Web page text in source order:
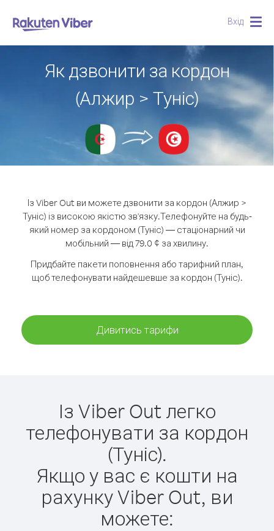
Вхід
Як дзвонити за кордон
(Алжир > Туніс)
Із Viber Out ви можете дзвонити за кордон (Алжир >
Туніс) із високою якістю зв'язку.Телефонуйте на будь-
який номер за кордоном (Туніс) — стаціонарний чи
мобільний — від 79.0 ¢ за хвилину.
Придбайте пакети поповнення або тарифний план,
щоб телефонувати найдешевше за кордон (Туніс).
Дивитись тарифи
Із Viber Out легко
телефонувати за кордон
(Туніс).
Якщо у вас є кошти на
рахунку Viber Out, ви
можете: